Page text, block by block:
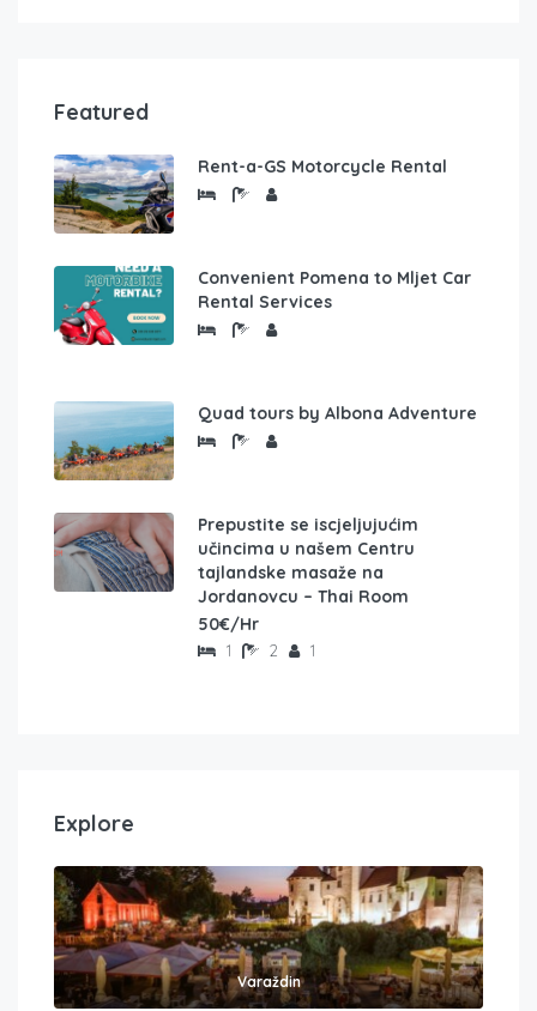
Featured
Rent-a-GS Motorcycle Rental
Convenient Pomena to Mljet Car
Rental Services
Quad tours by Albona Adventure
Prepustite se iscjeljujućim
učincima u našem Centru
tajlandske masaže na
Jordanovcu – Thai Room
50€/Hr
1 2 1
Explore
Varaždin